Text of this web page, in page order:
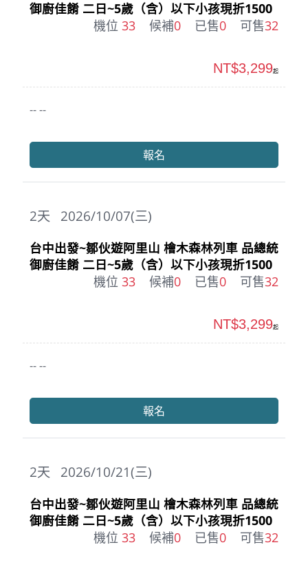
御廚佳餚 二日~5歲（含）以下小孩現折1500
機位 33 候補0 已售0 可售32
-- --
NT$3,299起
報名
2026/10/07(三)
2天
台中出發~鄒伙遊阿里山 檜木森林列車 品總統
御廚佳餚 二日~5歲（含）以下小孩現折1500
機位 33 候補0 已售0 可售32
-- --
NT$3,299起
報名
2026/10/21(三)
2天
台中出發~鄒伙遊阿里山 檜木森林列車 品總統
御廚佳餚 二日~5歲（含）以下小孩現折1500
機位 33 候補0 已售0 可售32